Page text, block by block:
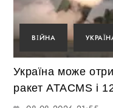
ВІЙНА
Україна може
ракет ATACMS і